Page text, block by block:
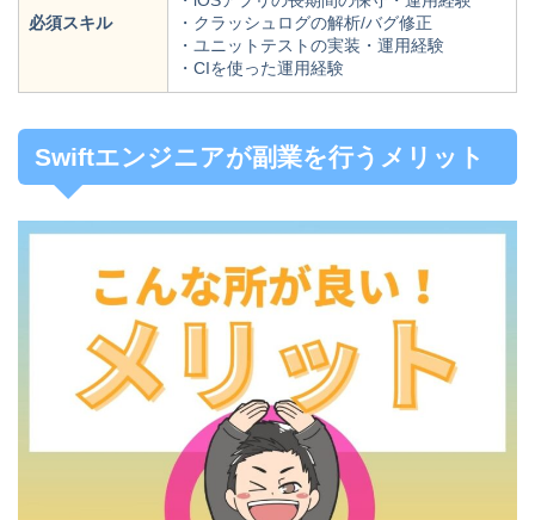
必須スキル
・クラッシュログの解析/バグ修正
・ユニットテストの実装・運用経験
・CIを使った運用経験
Swiftエンジニアが副業を行うメリット